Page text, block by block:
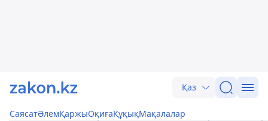
Қаз
СаясатӘлемҚаржыОқиғаҚұқықМақалалар